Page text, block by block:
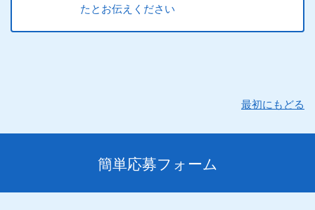
たとお伝えください
最初にもどる
簡単応募フォーム